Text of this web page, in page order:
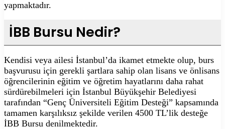
yapmaktadır.
İBB Bursu Nedir?
Kendisi veya ailesi İstanbul’da ikamet etmekte olup, burs
başvurusu için gerekli şartlara sahip olan lisans ve önlisans
öğrencilerinin eğitim ve öğretim hayatlarını daha rahat
sürdürebilmeleri için İstanbul Büyükşehir Belediyesi
tarafından “Genç Üniversiteli Eğitim Desteği” kapsamında
tamamen karşılıksız şekilde verilen 4500 TL’lik desteğe
İBB Bursu denilmektedir.